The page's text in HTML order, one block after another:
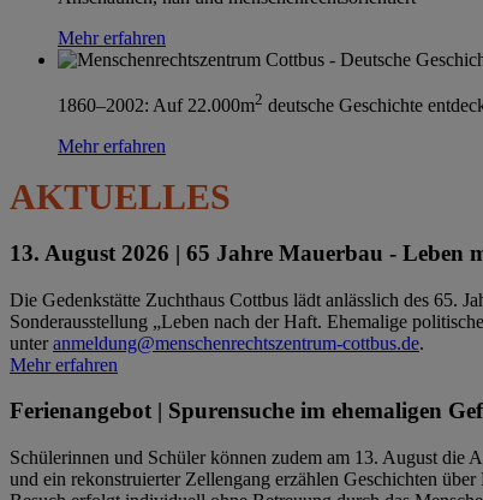
Mehr erfahren
1860–2002: Auf 22.000m2 deutsche Geschichte
Mehr erfahren
AKTUELLES
13. August 2026 | 65 Jahre Mauerbau - Leben
Die Gedenkstätte Zuchthaus Cottbus lädt anlässlich des 65.
Sonderausstellung „Leben nach der Haft. Ehemalige
unteranmeldung@menschenrechtszentrum-cottbus.de.
Mehr erfahren
Ferienangebot | Spurensuche im ehemaligen
Schülerinnen und Schüler können zudem am 13. August die
und ein rekonstruierter Zellengang erzählen Geschichten